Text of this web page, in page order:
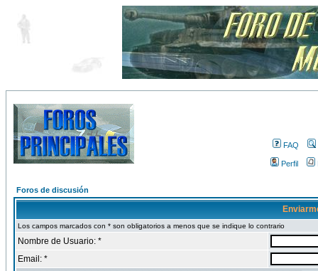
FAQ
Perfil
Foros de discusión
Los campos marcados con * son obligatorios a menos que se indique lo contrario
Nombre de Usuario: *
Email: *